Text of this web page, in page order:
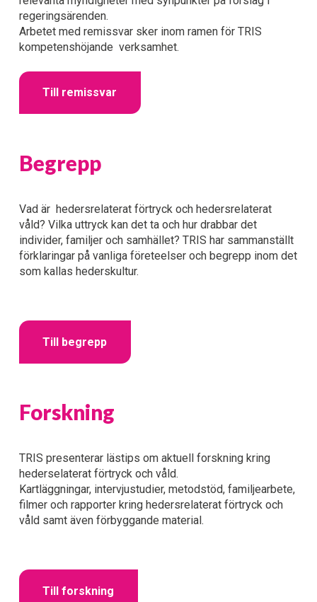
regeringsärenden.
Arbetet med remissvar sker inom ramen för TRIS
kompetenshöjande  verksamhet.
Till remissvar
Begrepp
Vad är  hedersrelaterat förtryck och hedersrelaterat
våld? Vilka uttryck kan det ta och hur drabbar det
individer, familjer och samhället? TRIS har sammanställt
förklaringar på vanliga företeelser och begrepp inom det
som kallas hederskultur.
Till begrepp
Forskning
TRIS presenterar lästips om aktuell forskning kring
hederselaterat förtryck och våld.
Kartläggningar, intervjustudier, metodstöd, familjearbete,
filmer och rapporter kring hedersrelaterat förtryck och
våld samt även förbyggande material.
Till forskning